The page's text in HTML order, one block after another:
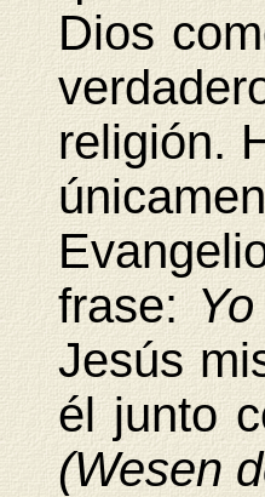
Dios
religión.
frase:
Jesús
él junto
(Wesen